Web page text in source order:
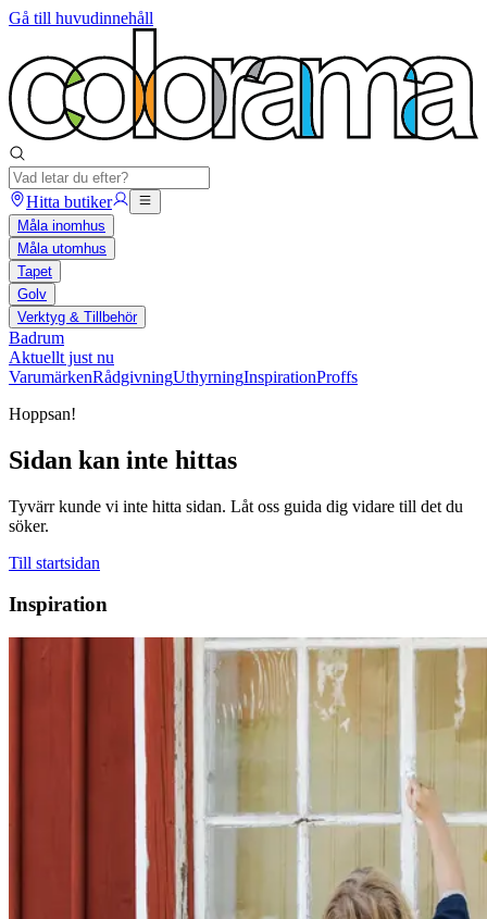
Gå till huvudinnehåll
Hitta butiker
Måla inomhus
Måla utomhus
Tapet
Golv
Verktyg & Tillbehör
Badrum
Aktuellt just nu
VarumärkenRådgivningUthyrningInspirationProffs
Hoppsan!
Sidan kan inte hittas
Tyvärr kunde vi inte hitta sidan. Låt oss guida dig vidare till det du
söker.
Till startsidan
Inspiration